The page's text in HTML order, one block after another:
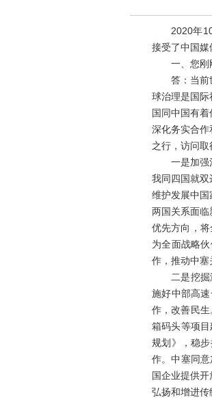
2020年10
接受了中国媒
一、您刚刚
答：当前世
球治理是国
国同中国有
深化务实合
之行，访问取
一是加强沟
我同四国就
维护发展中
两国关系面
优先方向，将
为全面战略
作，推动中塞
二是挖掘潜
施好中部高
作，改善民
箱码头等项
规划》，稳
作。中塞同
国企业提供
弘扬和增进传